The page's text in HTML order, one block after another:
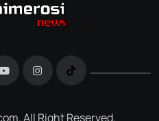
All Right Reserved.